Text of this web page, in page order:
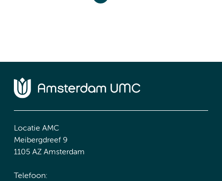
Locatie AMC
Meibergdreef 9
1105 AZ Amsterdam
Telefoon: